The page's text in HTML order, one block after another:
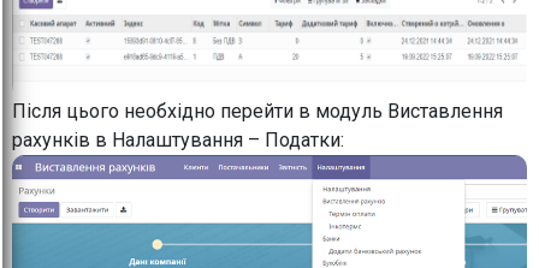
Після цього необхідно перейти в модуль Виставлення
рахунків в Налаштування – Податки: